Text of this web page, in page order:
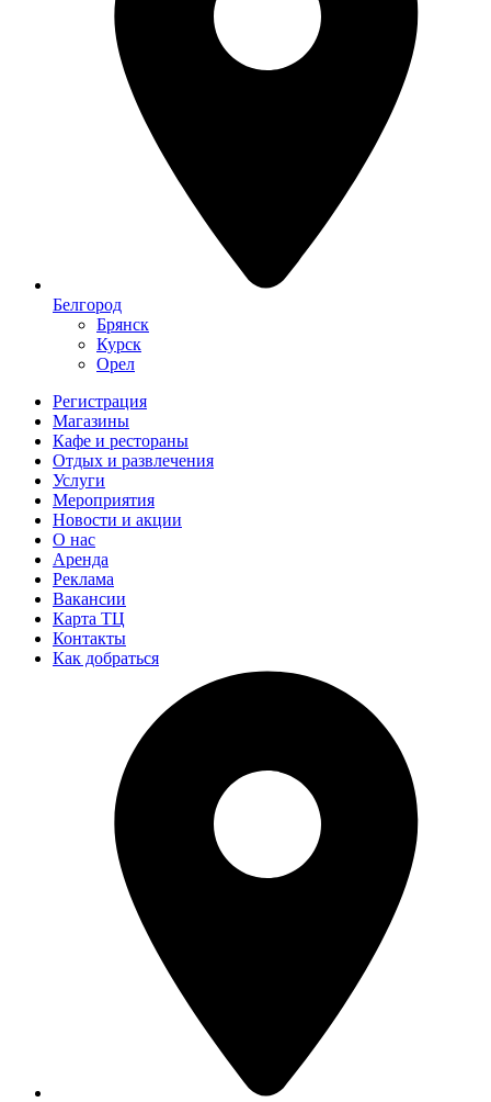
Белгород
Брянск
Курск
Орел
Регистрация
Магазины
Кафе и рестораны
Отдых и развлечения
Услуги
Мероприятия
Новости и акции
О нас
Аренда
Реклама
Вакансии
Карта ТЦ
Контакты
Как добраться